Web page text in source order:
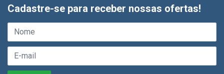
Cadastre-se para receber nossas ofertas!